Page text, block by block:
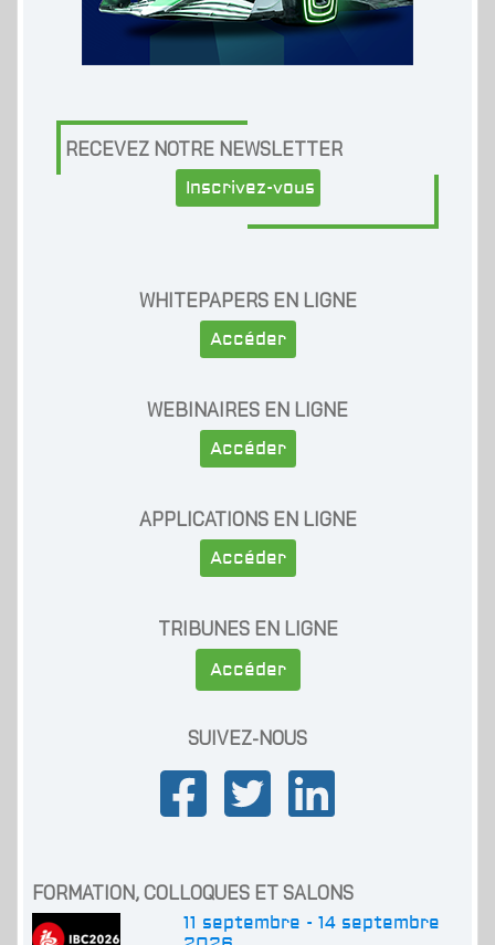
RECEVEZ NOTRE NEWSLETTER
Inscrivez-vous
WHITEPAPERS EN LIGNE
Accéder
WEBINAIRES EN LIGNE
Accéder
APPLICATIONS EN LIGNE
Accéder
TRIBUNES EN LIGNE
Accéder
SUIVEZ-NOUS
FORMATION, COLLOQUES ET SALONS
11 septembre - 14 septembre